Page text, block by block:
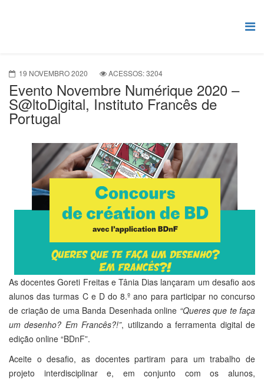
19 NOVEMBRO 2020 ACESSOS: 3204
Evento Novembre Numérique 2020 –
S@ltoDigital, Instituto Francês de
Portugal
As docentes Goreti Freitas e Tânia Dias lançaram um desafio aos
alunos das turmas C e D do 8.º ano para participar no concurso
de criação de uma Banda Desenhada online “Queres que te faça
um desenho? Em Francês?!”, utilizando a ferramenta digital de
edição online “BDnF”.
Aceite o desafio, as docentes partiram para um trabalho de
projeto interdisciplinar e, em conjunto com os alunos,